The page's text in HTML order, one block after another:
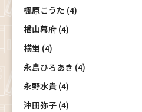
楓原こうた (4)
楢山幕府 (4)
横蛍 (4)
永島ひろあき (4)
永野水貴 (4)
沖田弥子 (4)